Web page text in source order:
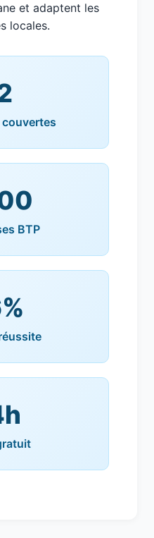
et adaptent les
locales.
BTP